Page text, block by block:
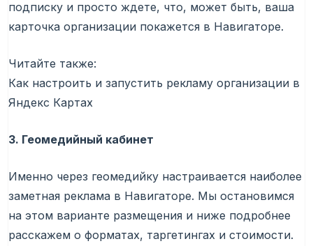
подписку и просто ждете, что, может быть, ваша
карточка организации покажется в Навигаторе.
Читайте также:
Как настроить и запустить рекламу организации в
Яндекс Картах
3. Геомедийный кабинет
Именно через геомедийку настраивается наиболее
заметная реклама в Навигаторе. Мы остановимся
на этом варианте размещения и ниже подробнее
расскажем о форматах, таргетингах и стоимости.